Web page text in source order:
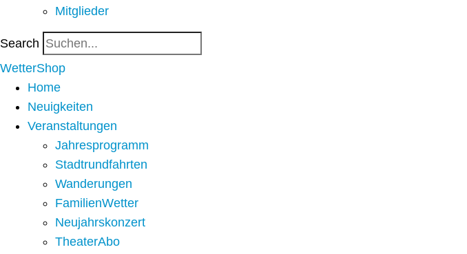
Mitglieder
Search
WetterShop
Home
Neuigkeiten
Veranstaltungen
Jahresprogramm
Stadtrundfahrten
Wanderungen
FamilienWetter
Neujahrskonzert
TheaterAbo